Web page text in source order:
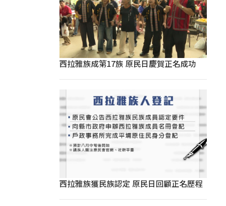
西拉雅族成第17族 原民日慶賀正名成功
西拉雅族獲民族認定 原民日回顧正名歷程